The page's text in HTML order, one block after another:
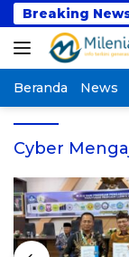
Langsung
ke
konten
Breaking
atau
Beranda News
Cyber